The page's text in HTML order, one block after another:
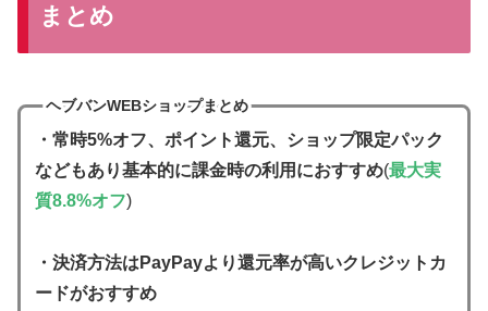
まとめ
ヘブバンWEBショップまとめ
・常時5%オフ、ポイント還元、ショップ限定パック
などもあり基本的に課金時の利用におすすめ(最大実
質8.8%オフ)
・決済方法はPayPayより還元率が高いクレジットカ
ードがおすすめ